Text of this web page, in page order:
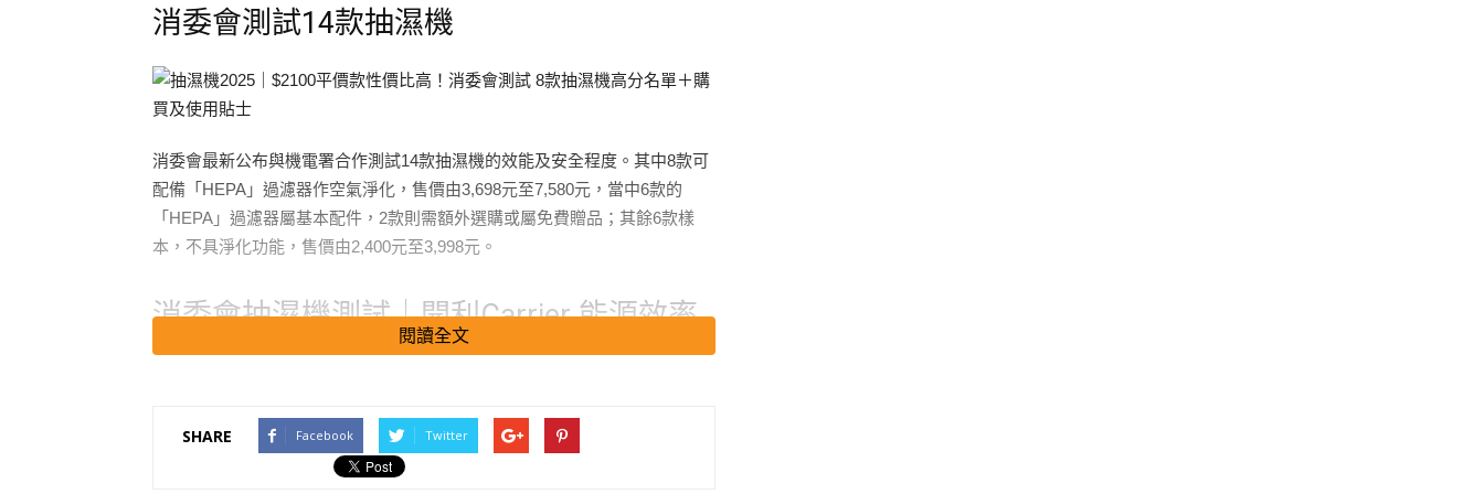
消委會測試14款抽濕機
消委會最新公布與機電署合作測試14款抽濕機的效能及安全程度。其中8款可
配備「HEPA」過濾器作空氣淨化，售價由3,698元至7,580元，當中6款的
「HEPA」過濾器屬基本配件，2款則需額外選購或屬免費贈品；其餘6款樣
本，不具淨化功能，售價由2,400元至3,998元。
消委會抽濕機測試｜開利Carrier 能源效率
較出色
閱讀全文
SHARE Facebook Twitter